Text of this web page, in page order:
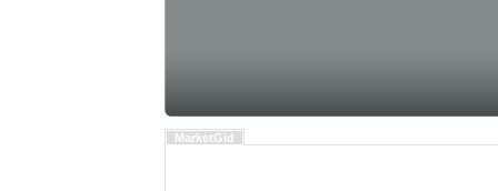
MarketGid